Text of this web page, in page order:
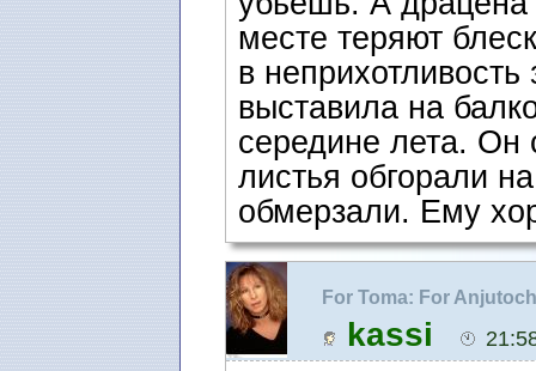
месте теряют
в неприхотливость
выставила на
середине лета. Он
листья обгорали
обмерзали. Ему
For Toma: For
любителям :)
kassi